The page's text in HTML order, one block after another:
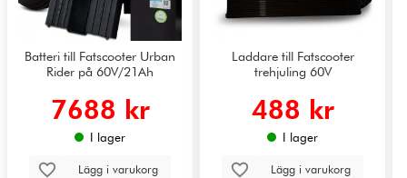
Batteri till Fatscooter Urban
Rider på 60V/21Ah
7688 kr
I lager
Lägg i varukorg
Laddare till Fatscooter
trehjuling 60V
488 kr
I lager
Lägg i varukorg